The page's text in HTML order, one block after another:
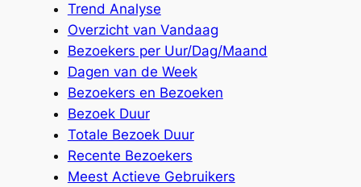
Trend Analyse
Overzicht van Vandaag
Bezoekers per Uur/Dag/Maand
Dagen van de Week
Bezoekers en Bezoeken
Bezoek Duur
Totale Bezoek Duur
Recente Bezoekers
Meest Actieve Gebruikers